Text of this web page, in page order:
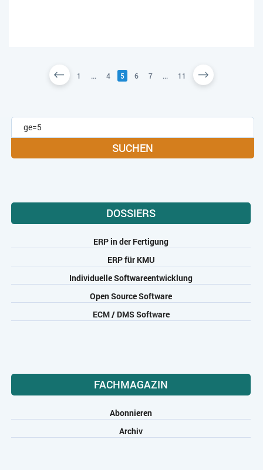
1 ... 4 5 6 7 ... 11
SUCHEN
DOSSIERS
ERP in der Fertigung
ERP für KMU
Individuelle Softwareentwicklung
Open Source Software
ECM / DMS Software
FACHMAGAZIN
Abonnieren
Archiv